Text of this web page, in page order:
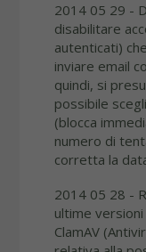
2014 05 29 -
disabilitare
autenticati)
inviare email
quindi, si
possibile
(blocca
numero di
corretta la
2014 05 28 -
ultime
ClamAV